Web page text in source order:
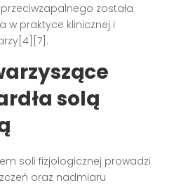
została
w praktyce klinicznej i
solą
soli fizjologicznej prowadzi
oraz nadmiaru